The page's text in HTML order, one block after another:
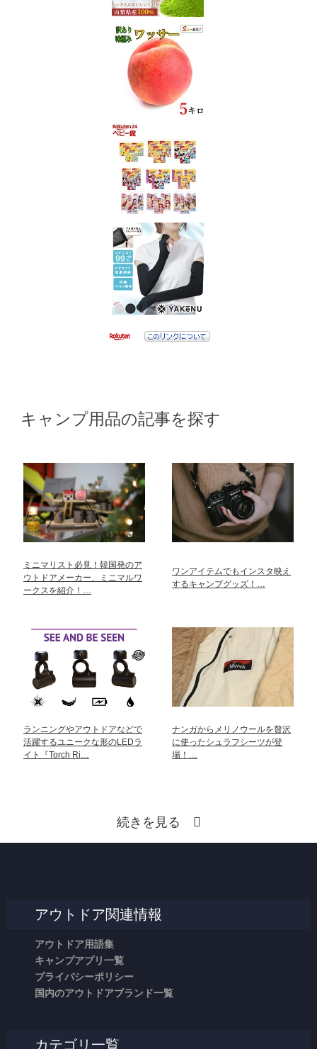
キャンプ用品の記事を探す
ミニマリスト必見！韓国発のア
ウトドアメーカー、ミニマルワ
ークスを紹介！…
ワンアイテムでもインスタ映え
するキャンプグッズ！…
ランニングやアウトドアなどで
活躍するユニークな形のLEDラ
イト『Torch Ri…
ナンガからメリノウールを贅沢
に使ったシュラフシーツが登
場！…
続きを見る
アウトドア関連情報
アウトドア用語集
キャンプアプリ一覧
プライバシーポリシー
国内のアウトドアブランド一覧
カテゴリ一覧